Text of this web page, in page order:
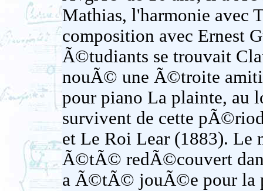
Mathias, l'harmonie avec
composition avec Ernest
Ã©tudiants se trouvait
nouÃ© une Ã©troite
pour piano La plainte, au
survivent de cette
et Le Roi Lear (1883). Le
Ã©tÃ© redÃ©couvert
a Ã©tÃ© jouÃ©e pour la